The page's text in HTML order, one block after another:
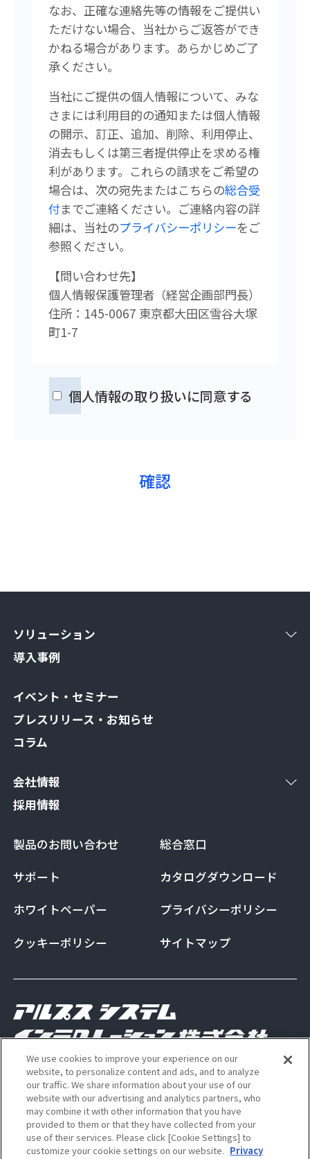
なお、正確な連絡先等の情報をご提供い
ただけない場合、当社からご返答ができ
かねる場合があります。あらかじめご了
承ください。
当社にご提供の個人情報について、みな
さまには利用目的の通知または個人情報
の開示、訂正、追加、削除、利用停止、
消去もしくは第三者提供停止を求める権
利があります。 これらの請求をご希望の
場合は、次の宛先またはこちらの総合受
付までご連絡ください。 ご連絡内容の詳
細は、当社のプライバシーポリシーをご
参照ください。
【問い合わせ先】
個人情報保護管理者（経営企画部門長）
住所：145-0067 東京都大田区雪谷大塚
町1-7
個人情報の取り扱いに同意する
ソリューション
導入事例
イベント・セミナー
プレスリリース・お知らせ
コラム
会社情報
採用情報
製品のお問い合わせ
総合窓口
サポート
カタログダウンロード
ホワイトペーパー
プライバシーポリシー
クッキーポリシー
サイトマップ
Copyright Alps System Integration Co., Ltd. All
rights reserved
ALSI 公式 Instagram アカウン
ALSI 公式 X アカウント
We use cookies to improve your experience on our
website, to personalize content and ads, and to analyze
our traffic. We share information about your use of our
website with our advertising and analytics partners, who
may combine it with other information that you have
provided to them or that they have collected from your
use of their services. Please click [Cookie Settings] to
customize your cookie settings on our website. Privacy